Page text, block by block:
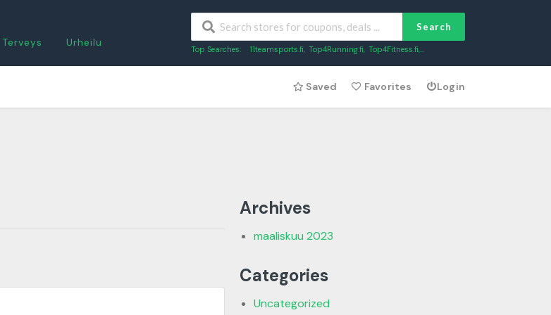
Terveys Urheilu
Search
Top Searches: 11teamsports.fi, Top4Running.fi, Top4Fitness.fi,...
Saved Favorites Login
Archives
maaliskuu 2023
Categories
Uncategorized